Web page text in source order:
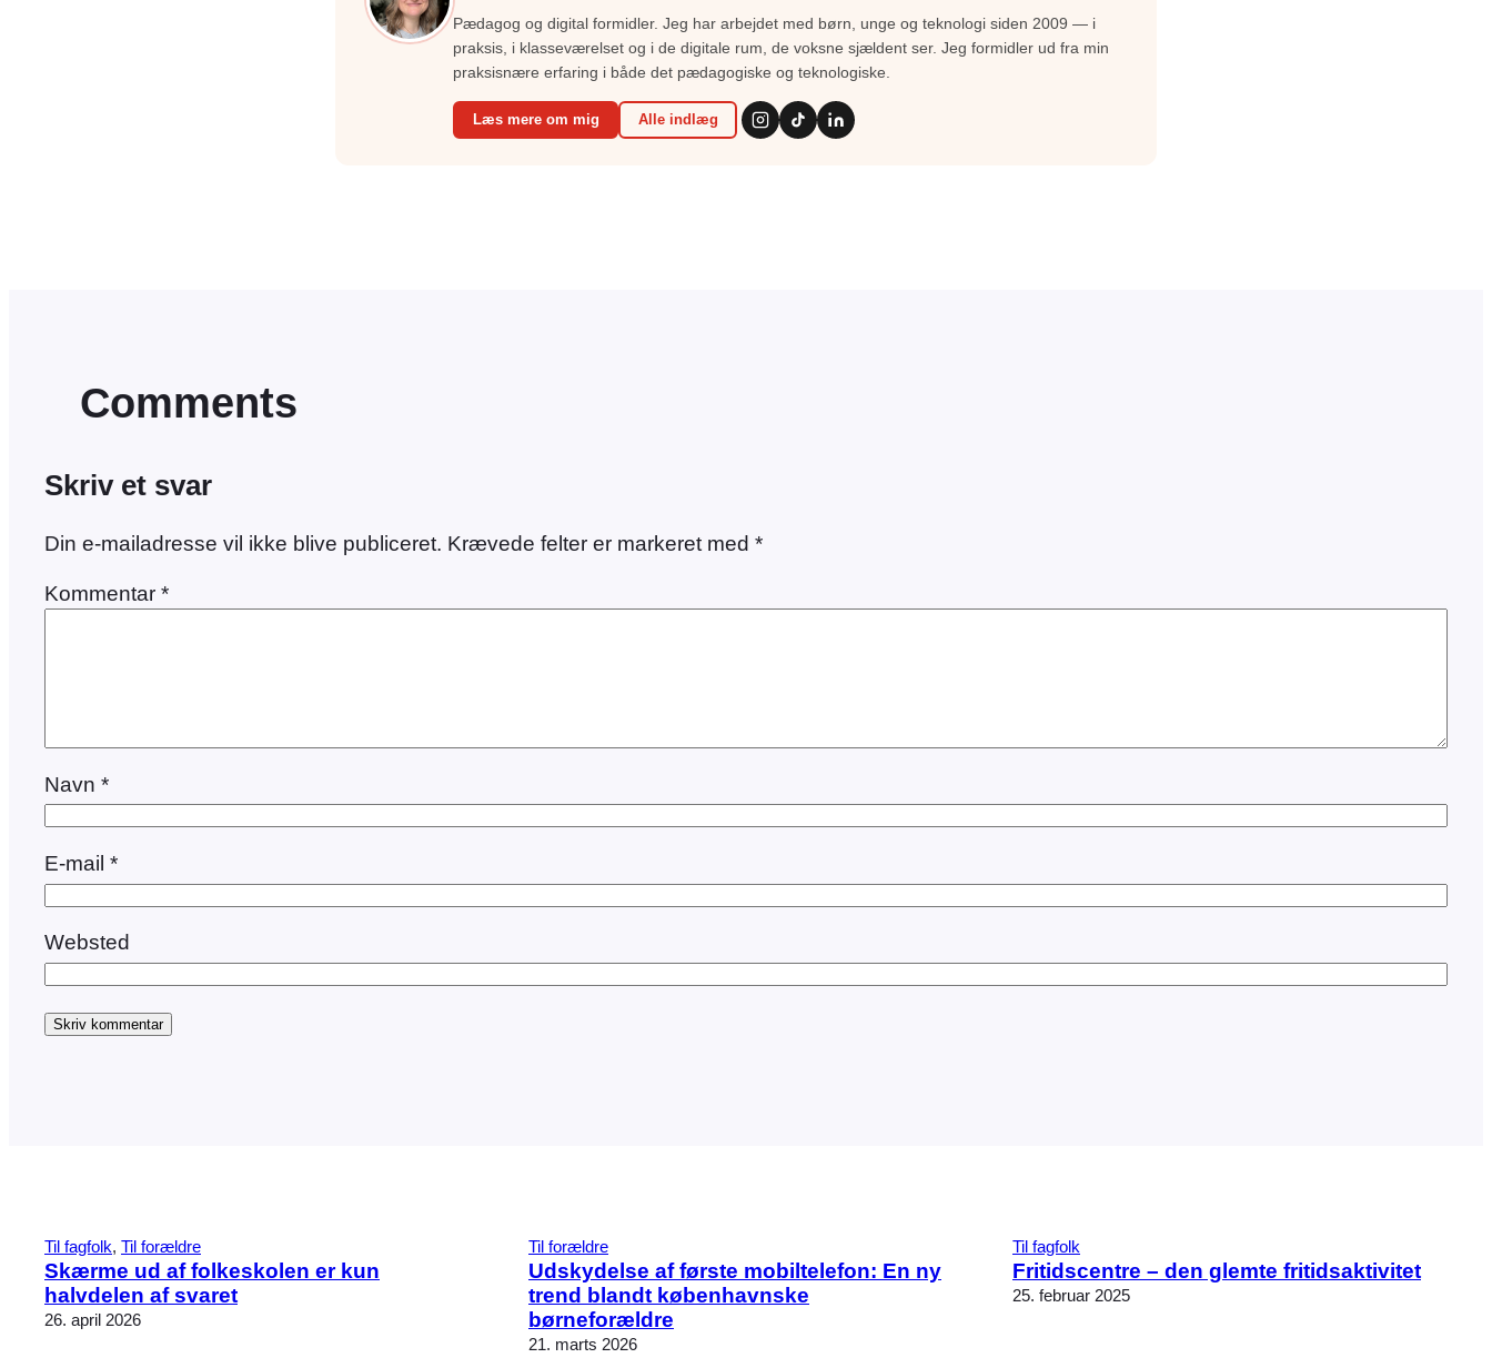
Pædagog og digital formidler. Jeg har arbejdet med børn, unge og teknologi siden 2009 — i
praksis, i klasseværelset og i de digitale rum, de voksne sjældent ser. Jeg formidler ud fra min
praksisnære erfaring i både det pædagogiske og teknologiske.
Læs mere om mig Alle indlæg
Comments
Skriv et svar
Din e-mailadresse vil ikke blive publiceret. Krævede felter er markeret med *
Kommentar *
Navn *
E-mail *
Websted
Til fagfolk, Til forældre
Skærme ud af folkeskolen er kun
halvdelen af svaret
26. april 2026
Til forældre
Udskydelse af første mobiltelefon: En ny
trend blandt københavnske
børneforældre
21. marts 2026
Til fagfolk
Fritidscentre – den glemte fritidsaktivitet
25. februar 2025